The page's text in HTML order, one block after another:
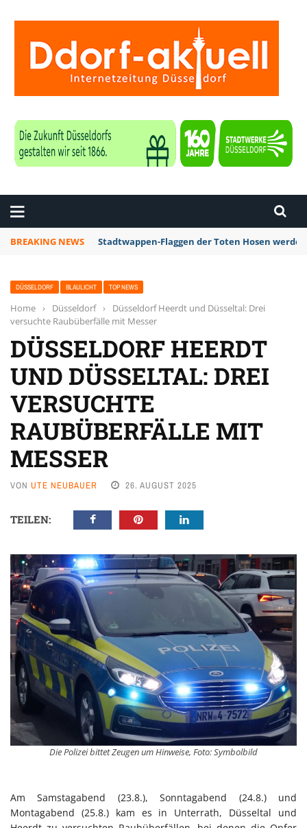
BREAKING NEWS Stadtwappen-Flaggen der Toten Hosen
DÜSSELDORF BLAULICHT TOP NEWS
Home › Düsseldorf ›
Düsseldorf Heerdt und Düsseltal: Drei
versuchte Raubüberfälle mit Messer
DÜSSELDORF HEERDT
UND DÜSSELTAL: DREI
VERSUCHTE
RAUBÜBERFÄLLE MIT
MESSER
VON UTE NEUBAUER 26. AUGUST 2025
TEILEN:
Die Polizei bittet Zeugen um Hinweise, Foto: Symbolbild
Am Samstagabend (23.8.), Sonntagabend (24.8.) und
Montagabend (25.8.) kam es in Unterrath, Düsseltal und